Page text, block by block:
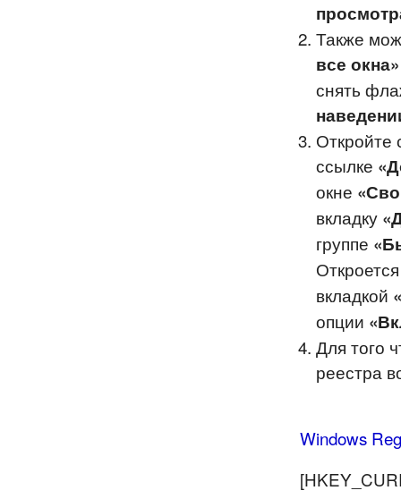
Также
все окна»
снять
Откройте
ссылке
окне
вкладку
группе
вкладкой
опции
Для того
реестра
Windows